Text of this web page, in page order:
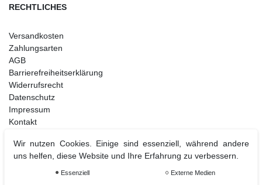
RECHTLICHES
Versandkosten
Zahlungsarten
AGB
Barrierefreiheitserklärung
Widerrufsrecht
Datenschutz
Impressum
Kontakt
Wir nutzen Cookies. Einige sind essenziell, während andere
uns helfen, diese Website und Ihre Erfahrung zu verbessern.
Essenziell Externe Medien